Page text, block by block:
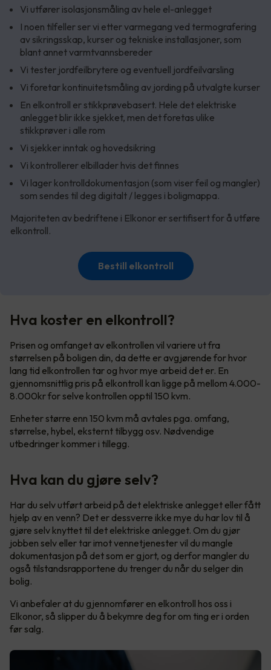
Vi utfører isolasjonsmåling av hele el-anlegget
I noen tilfeller ser vi etter varmegang ved termografering
av sikringsskap, kurser og tekniske installasjoner, som
blant annet varmtvannsbereder
Vi tester jordfeilbrytere og eventuell jordfeilvarsling
Vi foretar kontinuitetsmåling av jording på utvalgte kurser
En elkontroll er stikkprøvebasert. Hele det elektriske
anlegget blir ikke sjekket, men det foretas ulike
stikkprøver i alle rom
Vi sjekker inntak og hovedsikring
Vi kontrollerer elbillader hvis det finnes
Vi lager kontrolldokumentasjon (som viser feil og mangler)
som sendes til deg digitalt / legges i boligmappa.
Majoriteten av bedriftene i Elkonor er sertifisert for å utføre
elkontroll.
Bestill elkontroll
Hva koster en elkontroll?
Prisen og omfanget av elkontrollen vil variere ut fra
størrelsen på boligen din, da dette er avgjørende for hvor
lang tid elkontrollen tar og hvor mye arbeid det er. En
gjennomsnittlig pris på elkontroll kan ligge på mellom 4.000-
8.000kr for selve kontrollen opptil 150 kvm.
Enheter større enn 150 kvm må avtales pga. omfang,
størrelse, hybel, eksternt tilbygg osv. Nødvendige
utbedringer kommer i tillegg.
Hva kan du gjøre selv?
Har du selv utført arbeid på det elektriske anlegget eller fått
hjelp av en venn? Det er dessverre ikke mye du har lov til å
gjøre selv knyttet til det elektriske anlegget. Om du gjør
jobben selv eller tar imot vennetjenester vil du mangle
dokumentasjon på det som er gjort, og derfor mangler du
også tilstandsrapportene du trenger du når du selger din
bolig.
Vi anbefaler at du gjennomfører en elkontroll hos oss i
Elkonor, så slipper du å bekymre deg for om ting er i orden
før salg.